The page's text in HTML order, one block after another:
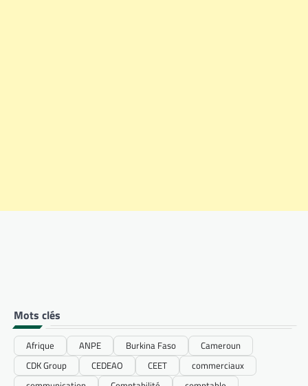
Mots clés
Afrique ANPE Burkina Faso
Cameroun
CDK Group
CEDEAO CEET
commerciaux